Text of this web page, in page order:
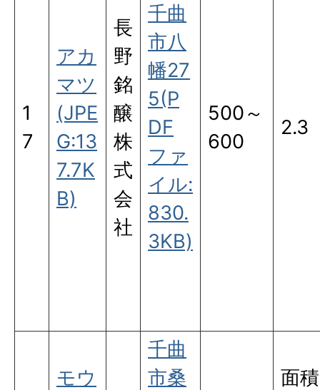
1
7
アカ
マツ
(JPE
G:13
7.7K
B)
長
野
銘
醸
株
式
会
社
千曲
市八
幡27
5(P
DF
ファ
イル:
830.
3KB)
500～
600
2.3
モウ
千曲
市桑
面積